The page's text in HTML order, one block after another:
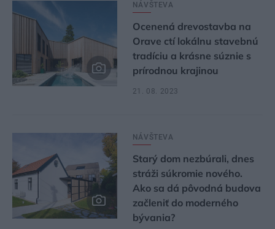
NÁVŠTEVA
Ocenená drevostavba na
Orave ctí lokálnu stavebnú
tradíciu a krásne súznie s
prírodnou krajinou
21. 08. 2023
NÁVŠTEVA
Starý dom nezbúrali, dnes
stráži súkromie nového.
Ako sa dá pôvodná budova
začleniť do moderného
bývania?